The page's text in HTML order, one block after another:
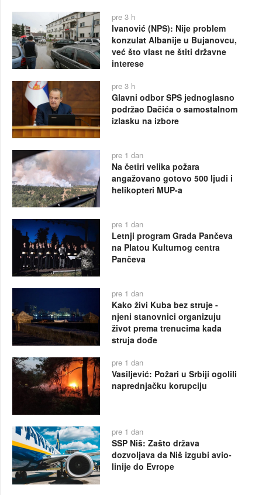
pre 3 h
Ivanović (NPS): Nije problem
konzulat Albanije u Bujanovcu,
već što vlast ne štiti državne
interese
pre 3 h
Glavni odbor SPS jednoglasno
podržao Dačića o samostalnom
izlasku na izbore
pre 1 dan
Na četiri velika požara
angažovano gotovo 500 ljudi i
helikopteri MUP-a
pre 1 dan
Letnji program Grada Pančeva
na Platou Kulturnog centra
Pančeva
pre 1 dan
Kako živi Kuba bez struje -
njeni stanovnici organizuju
život prema trenucima kada
struja dođe
pre 1 dan
Vasiljević: Požari u Srbiji ogolili
naprednjačku korupciju
pre 1 dan
SSP Niš: Zašto država
dozvoljava da Niš izgubi avio-
linije do Evrope